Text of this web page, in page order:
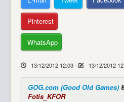
Pinterest
WhatsApp
13/12/2012 12:03- 13/12/2012
GOG.com (Good Old Games)
Fotis_KFOR